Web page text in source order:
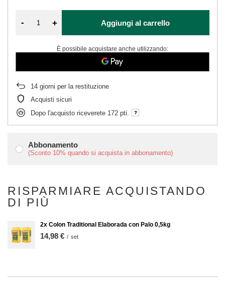
Abbonamento
(Sconto 10% quando si acquista in abbonamento)
- + Aggiungi al carrello
È possibile acquistare anche utilizzando:
14 giorni per la restituzione
Acquisti sicuri
Dopo l'acquisto riceverete 172 pti.
RISPARMIARE ACQUISTANDO
DI PIÙ
2x Colon Traditional Elaborada con Palo 0,5kg
14,98 € / set